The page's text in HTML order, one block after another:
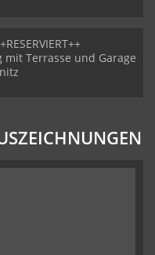
Terrasse und Garage